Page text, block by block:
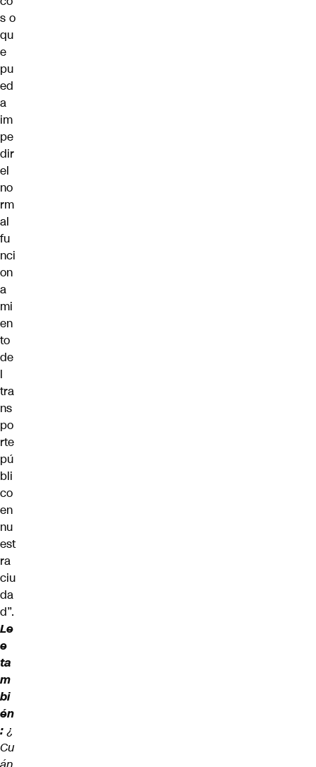
s o
qu
e
pu
ed
a
im
pe
dir
el
no
rm
al
fu
nci
on
a
mi
en
to
de
l
tra
ns
po
rte
pú
bli
co
en
nu
est
ra
ciu
da
d”.
Le
e
ta
m
bi
én
:¿
Cu